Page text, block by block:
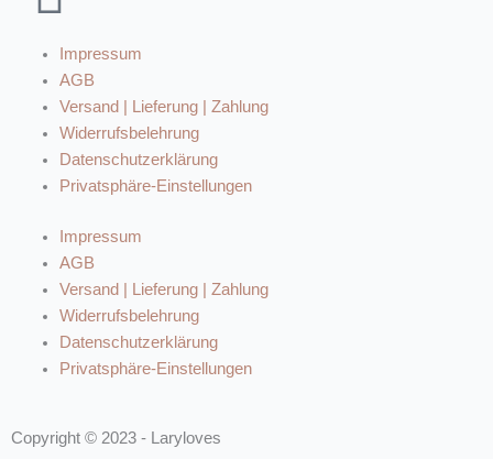
Impressum
AGB
Versand | Lieferung | Zahlung
Widerrufsbelehrung
Datenschutzerklärung
Privatsphäre-Einstellungen
Impressum
AGB
Versand | Lieferung | Zahlung
Widerrufsbelehrung
Datenschutzerklärung
Privatsphäre-Einstellungen
Copyright © 2023 - Laryloves